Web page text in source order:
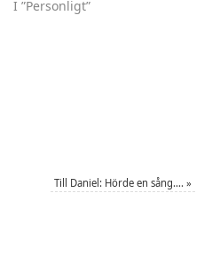
I ”Personligt”
Till Daniel: Hörde en sång….»